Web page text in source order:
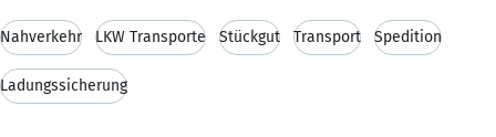
Nahverkehr LKW Transporte Stückgut Transport Spedition
Ladungssicherung